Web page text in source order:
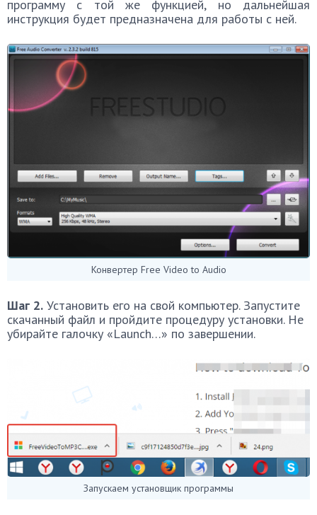
программу с той же функцией, но дальнейшая
инструкция будет предназначена для работы с ней.
Конвертер Free Video to Audio
Шаг 2. Установить его на свой компьютер. Запустите
скачанный файл и пройдите процедуру установки. Не
убирайте галочку «Launch…» по завершении.
Запускаем установщик программы